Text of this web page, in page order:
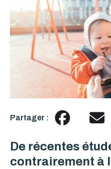
À propos
Partager :
De récentes
contrairement à